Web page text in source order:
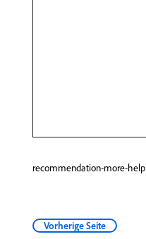
recommendation-more-help
Vorherige Seite